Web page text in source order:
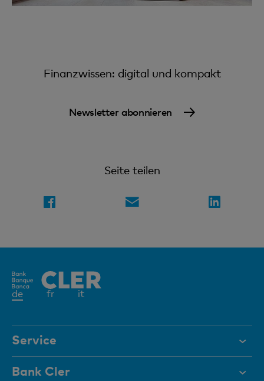
Finanzwissen: digital und kompakt
Newsletter abonnieren
Seite teilen
deAktives
fr it
Service
Hilfe & Kontakt
Bank Cler